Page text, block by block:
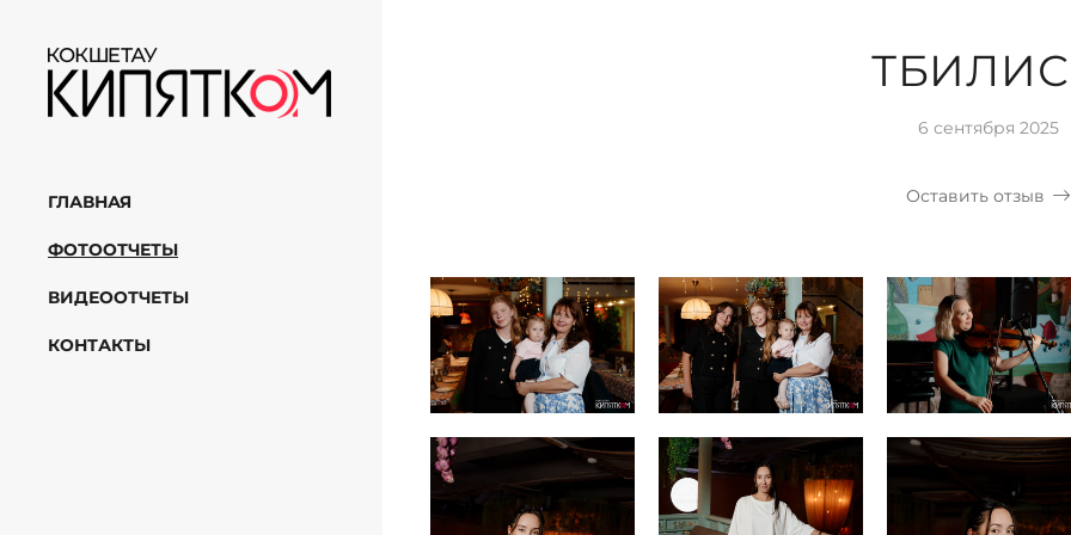
ГЛАВНАЯ
ФОТООТЧЕТЫ
ВИДЕООТЧЕТЫ
КОНТАКТЫ
6 сентября 2025
Оставить отзыв